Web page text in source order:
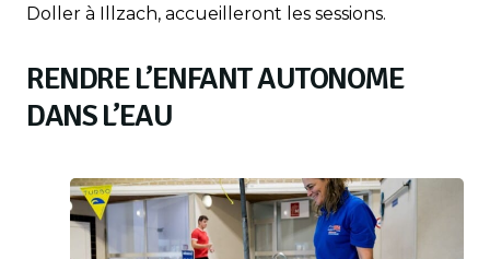
Doller à Illzach, accueilleront les sessions.
RENDRE L’ENFANT AUTONOME
DANS L’EAU